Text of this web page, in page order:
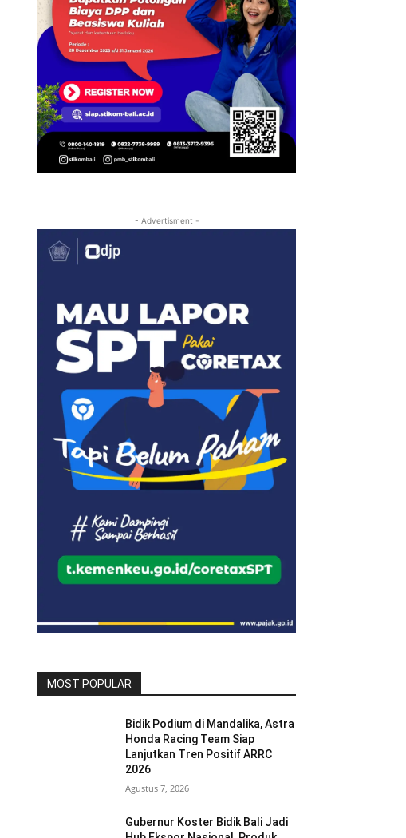
- Advertisment -
MOST POPULAR
Bidik Podium di Mandalika, Astra
Honda Racing Team Siap
Lanjutkan Tren Positif ARRC
2026
Agustus 7, 2026
Gubernur Koster Bidik Bali Jadi